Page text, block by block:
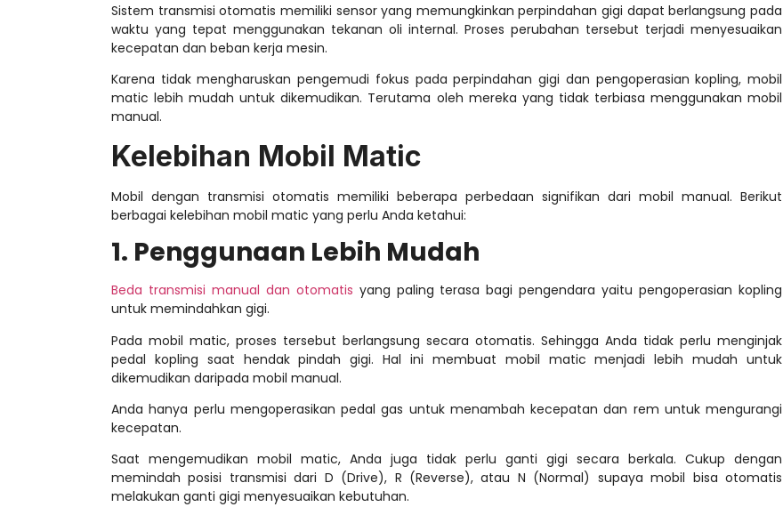
Sistem transmisi otomatis memiliki sensor yang memungkinkan perpindahan gigi dapat berlangsung pada
waktu yang tepat menggunakan tekanan oli internal. Proses perubahan tersebut terjadi menyesuaikan
kecepatan dan beban kerja mesin.
Karena tidak mengharuskan pengemudi fokus pada perpindahan gigi dan pengoperasian kopling, mobil
matic lebih mudah untuk dikemudikan. Terutama oleh mereka yang tidak terbiasa menggunakan mobil
manual.
Kelebihan Mobil Matic
Mobil dengan transmisi otomatis memiliki beberapa perbedaan signifikan dari mobil manual. Berikut
berbagai kelebihan mobil matic yang perlu Anda ketahui:
1. Penggunaan Lebih Mudah
Beda transmisi manual dan otomatis yang paling terasa bagi pengendara yaitu pengoperasian kopling
untuk memindahkan gigi.
Pada mobil matic, proses tersebut berlangsung secara otomatis. Sehingga Anda tidak perlu menginjak
pedal kopling saat hendak pindah gigi. Hal ini membuat mobil matic menjadi lebih mudah untuk
dikemudikan daripada mobil manual.
Anda hanya perlu mengoperasikan pedal gas untuk menambah kecepatan dan rem untuk mengurangi
kecepatan.
Saat mengemudikan mobil matic, Anda juga tidak perlu ganti gigi secara berkala. Cukup dengan
memindah posisi transmisi dari D (Drive), R (Reverse), atau N (Normal) supaya mobil bisa otomatis
melakukan ganti gigi menyesuaikan kebutuhan.